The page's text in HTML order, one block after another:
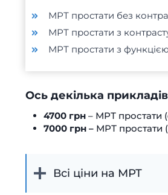
МРТ простати без
МРТ простати з
МРТ простати з
Ось декілька
4700 грн – МРТ простати
7000 грн – МРТ простати
Всі ціни на МРТ